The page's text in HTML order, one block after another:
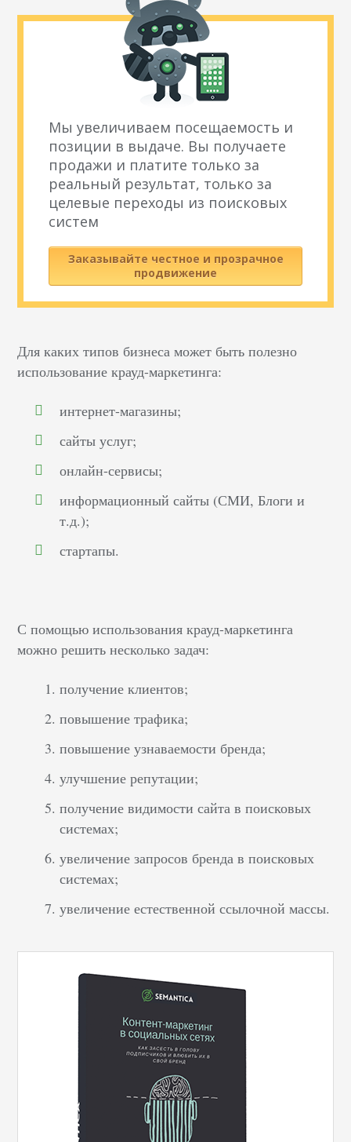
Мы увеличиваем посещаемость и
позиции в выдаче. Вы получаете
продажи и платите только за
реальный результат, только за
целевые переходы из поисковых
систем
Заказывайте честное и прозрачное
продвижение
Для каких типов бизнеса может быть полезно
использование крауд-маркетинга:
интернет-магазины;
сайты услуг;
онлайн-сервисы;
информационный сайты (СМИ, Блоги и
т.д.);
стартапы.
С помощью использования крауд-маркетинга
можно решить несколько задач:
получение клиентов;
повышение трафика;
повышение узнаваемости бренда;
улучшение репутации;
получение видимости сайта в поисковых
системах;
увеличение запросов бренда в поисковых
системах;
увеличение естественной ссылочной массы.